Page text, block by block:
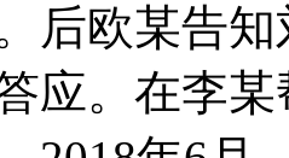
后欧某告
应。在李